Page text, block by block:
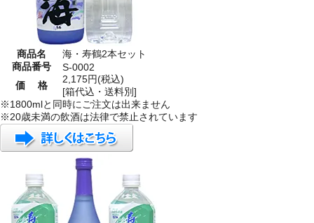
商品名
海・寿鶴2本セット
商品番号
S-0002
価 格
2,175円(税込)
[箱代込・送料別]
※1800mlと同時にご注文は出来ません
※20歳未満の飲酒は法律で禁止されています